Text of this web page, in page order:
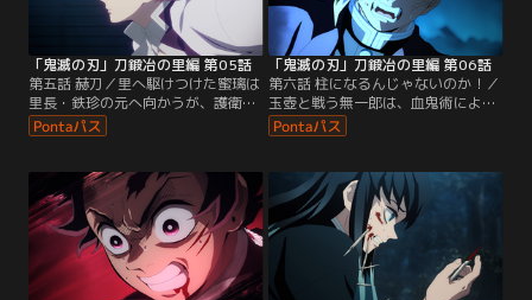
「鬼滅の刃」刀鍛冶の里編 第05話
第五話 赫刀／里へ駆けつけた蜜璃は
里長・鉄珍の元へ向かうが、護衛は
既に倒され、鉄珍も鬼の手にかかり
絶体絶命の状態に陥っていた。同じ
で助けた鉄穴森の案内で、刀を受け
取るために作業小屋へ。しかし鋼鐵
塚も作業しているという小屋の前に
は、上弦の伍・玉壺が待ち構えてお
り……。
「鬼滅の刃」刀鍛冶の里編 第06話
第六話 柱になるんじゃないのか！／
玉壺と戦う無一郎は、血鬼術により
水の中に閉じ込められ、窮地に追い
込まれていた。一方、4体の鬼の頸
ったが、消滅しない鬼たちを見て、
同時に斬っても倒せないことに気づ
く。そんな中、炭治郎は5体目の鬼
の気配を察知し、玄弥がその鬼の頸
を狙うが……。